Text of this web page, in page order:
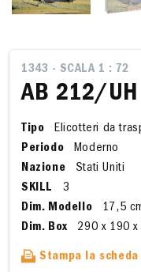
1343 - SCALA 1 : 72
AB 212/UH
Tipo
Elicotteri da
Periodo
Moderno
Nazione
Stati Uniti
SKILL
3
Dim. Modello
17,5
Dim. Box
290 x 190 x
Stampa la